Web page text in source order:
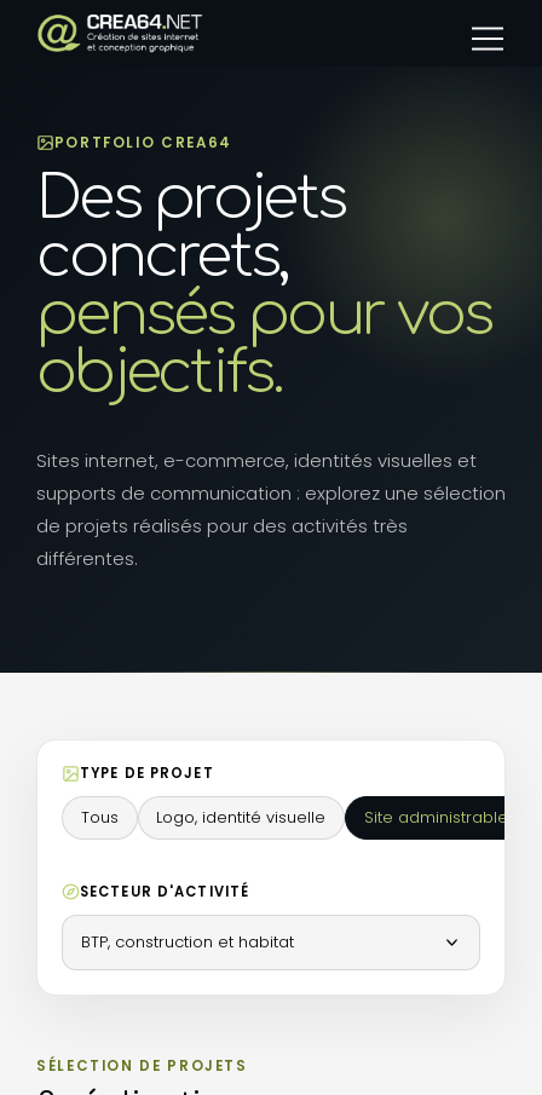
Panneau de gestion des cookies
PORTFOLIO CREA64
Des projets
concrets,
pensés pour vos
objectifs.
Sites internet, e-commerce, identités visuelles et
supports de communication : explorez une sélection
de projets réalisés pour des activités très
différentes.
TYPE DE PROJET
Tous Logo, identité visuelle Site administrable
SECTEUR D'ACTIVITÉ
BTP, construction et habitat
SÉLECTION DE PROJETS